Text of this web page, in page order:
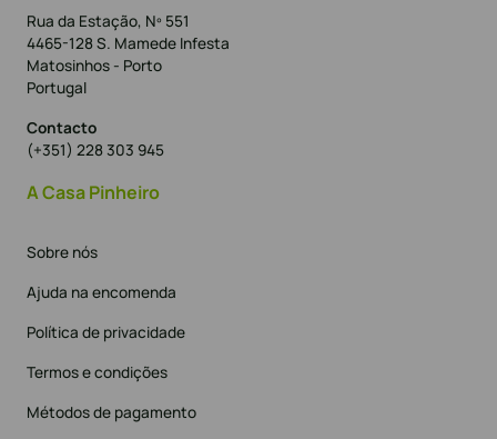
Rua da Estação, Nº 551
4465-128 S. Mamede Infesta
Matosinhos - Porto
Portugal
Contacto
(+351) 228 303 945
A Casa Pinheiro
Sobre nós
Ajuda na encomenda
Política de privacidade
Termos e condições
Métodos de pagamento